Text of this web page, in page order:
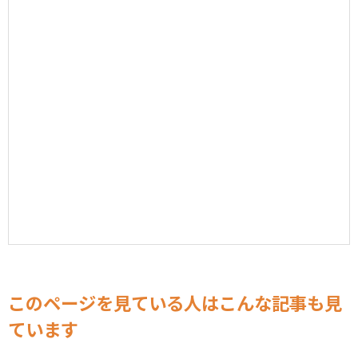
このページを見ている人はこんな記事も見
ています